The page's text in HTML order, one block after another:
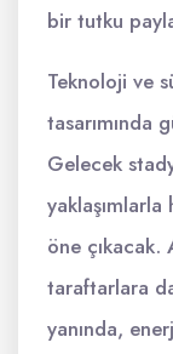
bir tutku
Teknoloji ve
tasarımında
Gelecek
öne çıkacak.
taraftarlara
yanında,